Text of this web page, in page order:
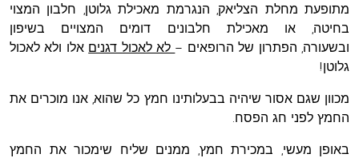
מתופעת מחלת הצליאק, הנגרמת מאכילת גלוטן, חלבון המצוי
בחיטה, או מאכילת חלבונים דומים המצויים בשיפון
ובשעורה, הפתרון של הרופאים – לא לאכול דגנים אלו ולא לאכול
גלוטן!
מכוון שגם אסור שיהיה בבעלותינו חמץ כל שהוא, אנו מוכרים את
החמץ לפני חג הפסח.
באופן מעשי, במכירת חמץ, ממנים שליח שימכור את החמץ